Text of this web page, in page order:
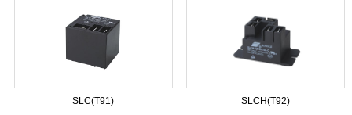
SLC(T91) SLCH(T92)